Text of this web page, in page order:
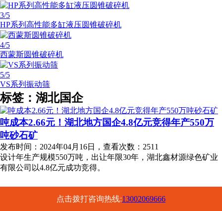
3/5
HP系列高性能多缸液压圆锥破碎机
4/5
西蒙斯圆锥破碎机
5/5
VS系列振动筛
标签：湖北国企
吨成本2.66元！湖北地方国企4.8亿元竞得年产550万
吨砂石矿
发布时间：2024年04月16日，查看次数：2511
设计年生产规模550万吨，出让年限30年，湖北鑫材源绿色矿业
有限公司以4.8亿元成功竞得。
点击拨打咨询热线:13002069666